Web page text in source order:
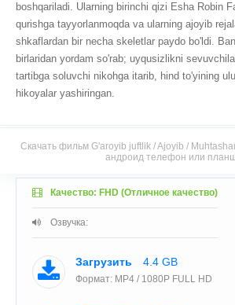
boshqariladi. Ularning birinchi qizi Esha Robin
qurishga tayyorlanmoqda va ularning ajoyib
shkaflardan bir necha skeletlar paydo bo'ldi.
birlaridan yordam so'rab; uyqusizlikni
tartibga soluvchi nikohga itarib, hind to'yining
hikoyalar yashiringan.
Скачать фильм G'aroyib juftlik / Ajoyib /
андроид телефон или
Качество: FHD (Отличное качество)
Озвучка:
Загрузить 4.4 GB
Формат: MP4 / 1080P FULL HD